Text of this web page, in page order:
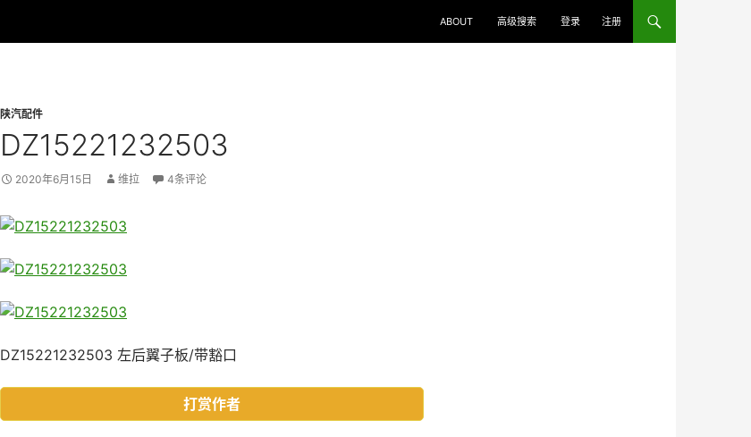
ABOUT 高级搜索 登录 注册
陕汽配件
DZ15221232503
2020年6月15日 维拉 4条评论
DZ15221232503 左后翼子板/带豁口
打赏作者